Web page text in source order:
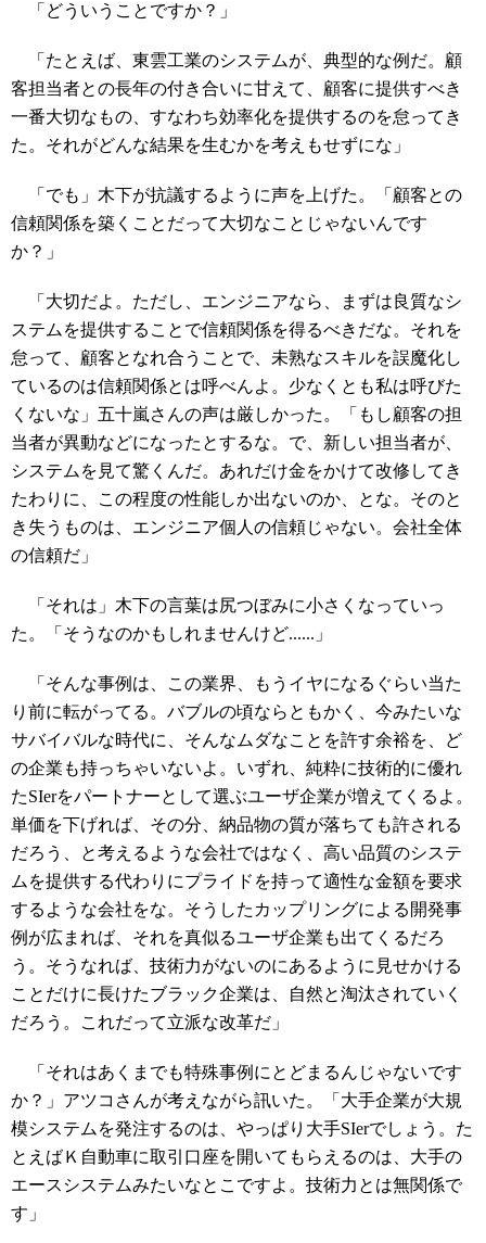
「どういうことですか？」
「たとえば、東雲工業のシステムが、典型的な例だ。顧
客担当者との長年の付き合いに甘えて、顧客に提供すべき
一番大切なもの、すなわち効率化を提供するのを怠ってき
た。それがどんな結果を生むかを考えもせずにな」
「でも」木下が抗議するように声を上げた。「顧客との
信頼関係を築くことだって大切なことじゃないんです
か？」
「大切だよ。ただし、エンジニアなら、まずは良質なシ
ステムを提供することで信頼関係を得るべきだな。それを
怠って、顧客となれ合うことで、未熟なスキルを誤魔化し
ているのは信頼関係とは呼べんよ。少なくとも私は呼びた
くないな」五十嵐さんの声は厳しかった。「もし顧客の担
当者が異動などになったとするな。で、新しい担当者が、
システムを見て驚くんだ。あれだけ金をかけて改修してき
たわりに、この程度の性能しか出ないのか、とな。そのと
き失うものは、エンジニア個人の信頼じゃない。会社全体
の信頼だ」
「それは」木下の言葉は尻つぼみに小さくなっていっ
た。「そうなのかもしれませんけど......」
「そんな事例は、この業界、もうイヤになるぐらい当た
り前に転がってる。バブルの頃ならともかく、今みたいな
サバイバルな時代に、そんなムダなことを許す余裕を、ど
の企業も持っちゃいないよ。いずれ、純粋に技術的に優れ
たSIerをパートナーとして選ぶユーザ企業が増えてくるよ。
単価を下げれば、その分、納品物の質が落ちても許される
だろう、と考えるような会社ではなく、高い品質のシステ
ムを提供する代わりにプライドを持って適性な金額を要求
するような会社をな。そうしたカップリングによる開発事
例が広まれば、それを真似るユーザ企業も出てくるだろ
う。そうなれば、技術力がないのにあるように見せかける
ことだけに長けたブラック企業は、自然と淘汰されていく
だろう。これだって立派な改革だ」
「それはあくまでも特殊事例にとどまるんじゃないです
か？」アツコさんが考えながら訊いた。「大手企業が大規
模システムを発注するのは、やっぱり大手SIerでしょう。た
とえばＫ自動車に取引口座を開いてもらえるのは、大手の
エースシステムみたいなとこですよ。技術力とは無関係で
す」